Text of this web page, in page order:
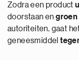
Zodra een product
doorstaan engroen
autoriteiten, gaat
geneesmiddel